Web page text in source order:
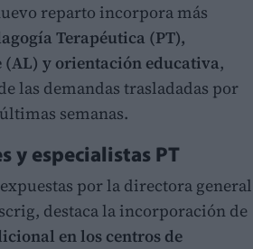
reparto incorpora más
Terapéutica (PT),
y orientación educativa,
las demandas trasladadas por
semanas.
y especialistas PT
por la directora general
destaca la incorporación de
en los centros de